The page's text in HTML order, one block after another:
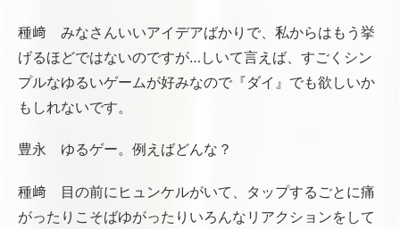
種﨑 みなさんいいアイデアばかりで、私からはもう挙
げるほどではないのですが…しいて言えば、すごくシン
プルなゆるいゲームが好みなので『ダイ』でも欲しいか
もしれないです。
豊永 ゆるゲー。例えばどんな？
種﨑 目の前にヒュンケルがいて、タップするごとに痛
がったりこそばゆがったりいろんなリアクションをして